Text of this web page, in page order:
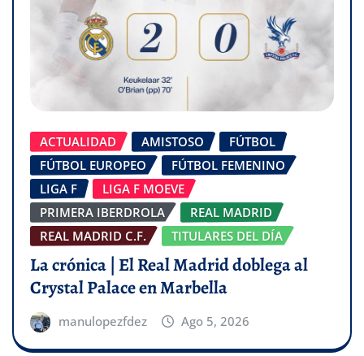
ACTUALIDAD AMISTOSO
FÚTBOL
FÚTBOL EUROPEO
FÚTBOL FEMENINO
LIGA F
LIGA F MOEVE
PRIMERA IBERDROLA
REAL MADRID
REAL MADRID C.F.
TITULARES DEL DÍA
La crónica | El Real Madrid doblega al
Crystal Palace en Marbella
manulopezfdez Ago 5, 2026